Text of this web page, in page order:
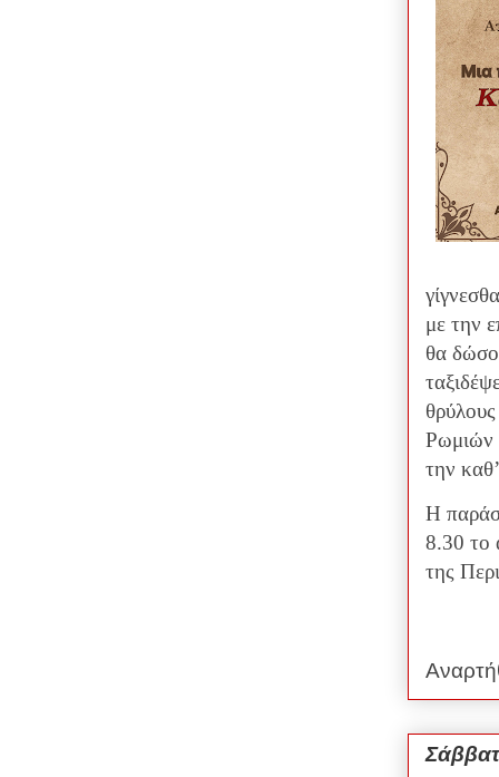
με την
θα
Ρωμιών
την
Η
8.30 το
της